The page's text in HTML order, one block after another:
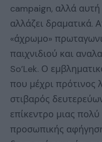
campaign, αλλά
αλλάζει δραματικά.
«άχρωμο»
παιχνιδιού και
So’Lek. Ο
που μέχρι πρότινος
στιβαρός
επίκεντρο μιας
προσωπικής